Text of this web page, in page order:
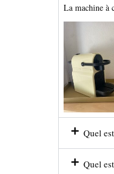
La machine à
Quel
Quel